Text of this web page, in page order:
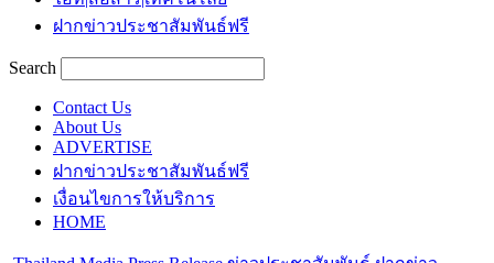
ฝากข่าวประชาสัมพันธ์ฟรี
Search
Contact Us
About Us
ADVERTISE
ฝากข่าวประชาสัมพันธ์ฟรี
เงื่อนไขการให้บริการ
HOME